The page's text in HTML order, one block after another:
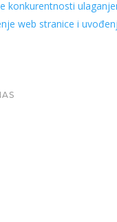
konkurentnosti
web stranice i